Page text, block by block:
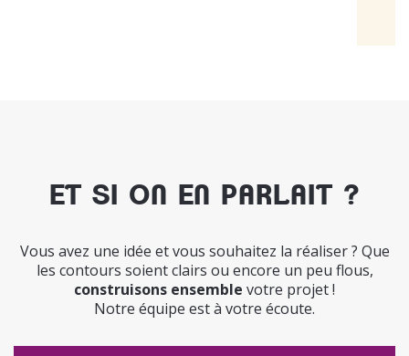
ET SI ON EN PARLAIT ?
Vous avez une idée et vous souhaitez la réaliser ? Que
les contours soient clairs ou encore un peu flous,
construisons ensemble votre projet !
Notre équipe est à votre écoute.